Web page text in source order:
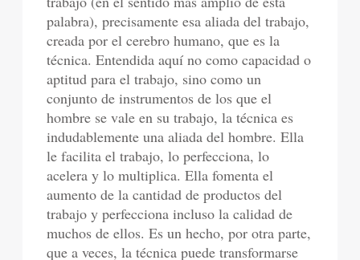
palabra), precisamente esa aliada del trabajo,
creada por el cerebro humano, que es la
técnica. Entendida aquí no como capacidad o
aptitud para el trabajo, sino como un
conjunto de instrumentos de los que el
hombre se vale en su trabajo, la técnica es
indudablemente una aliada del hombre. Ella
le facilita el trabajo, lo perfecciona, lo
acelera y lo multiplica. Ella fomenta el
aumento de la cantidad de productos del
trabajo y perfecciona incluso la calidad de
muchos de ellos. Es un hecho, por otra parte,
que a veces, la técnica puede transformarse